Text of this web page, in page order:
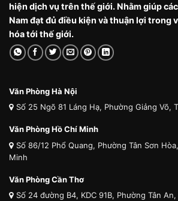
hiện dịch vụ trên thế giới. Nhằm giúp
Nam đạt đủ điều kiện và thuận lợi trong
hóa tới thế giới.
Văn Phòng Hà Nội
Số 25 Ngõ 81 Láng Hạ, Phường Giảng Võ,
Văn Phòng Hồ Chí Minh
Số 86/12 Phổ Quang, Phường Tân Sơn
Minh
Văn Phòng Cần Thơ
Số 24 đường B4, KDC 91B, Phường Tân